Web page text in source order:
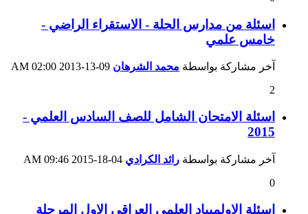
اسئلة من مدارس الحلة - الاستقراء الراضي -
خامس علمي
آخر مشاركة بواسطة محمد الشرهان
02:00 AM
2
اسئلة الامتحان الشامل للصف السادس العلمي -
2015
آخر مشاركة بواسطة رائد الكرادي
09:46 AM
0
اسئلة الاولمبياد العلمي العراقي الاول المرحلة